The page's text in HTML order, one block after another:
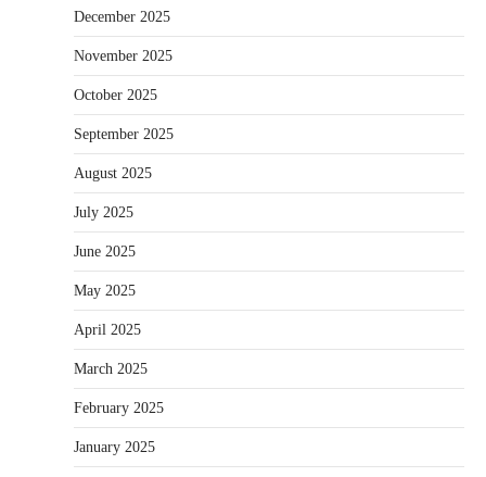
December 2025
November 2025
October 2025
September 2025
August 2025
July 2025
June 2025
May 2025
April 2025
March 2025
February 2025
January 2025